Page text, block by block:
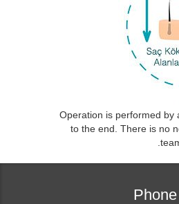
Operation is performed
to the end. There is